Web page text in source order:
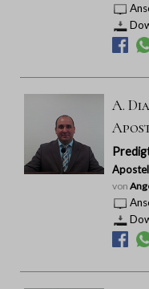
A.
von